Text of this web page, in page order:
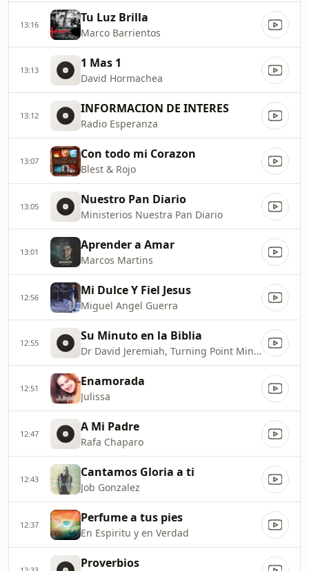
13:16 Tu Luz Brilla
Marco Barrientos
13:13 1 Mas 1
David Hormachea
13:12 INFORMACION DE INTERES
Radio Esperanza
13:07 Con todo mi Corazon
Blest & Rojo
13:05 Nuestro Pan Diario
Ministerios Nuestra Pan Diario
13:01 Aprender a Amar
Marcos Martins
12:56 Mi Dulce Y Fiel Jesus
Miguel Angel Guerra
12:55 Su Minuto en la Biblia
Dr David Jeremiah, Turning Point Ministries
12:51 Enamorada
Julissa
12:47 A Mi Padre
Rafa Chaparo
12:43 Cantamos Gloria a ti
Job Gonzalez
12:37 Perfume a tus pies
En Espiritu y en Verdad
Proverbios